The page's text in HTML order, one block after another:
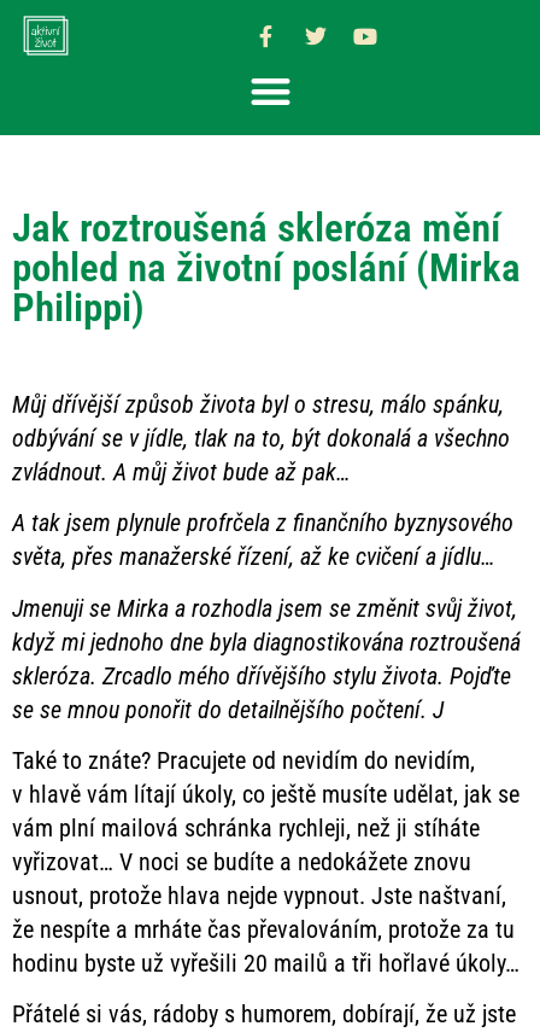
Jak roztroušená skleróza mění
pohled na životní poslání (Mirka
Philippi)
Můj dřívější způsob života byl o stresu, málo spánku,
odbývání se v jídle, tlak na to, být dokonalá a všechno
zvládnout. A můj život bude až pak…
A tak jsem plynule profrčela z finančního byznysového
světa, přes manažerské řízení, až ke cvičení a jídlu…
Jmenuji se Mirka a rozhodla jsem se změnit svůj život,
když mi jednoho dne byla diagnostikována roztroušená
skleróza. Zrcadlo mého dřívějšího stylu života. Pojďte
se se mnou ponořit do detailnějšího počtení. J
Také to znáte? Pracujete od nevidím do nevidím,
v hlavě vám lítají úkoly, co ještě musíte udělat, jak se
vám plní mailová schránka rychleji, než ji stíháte
vyřizovat… V noci se budíte a nedokážete znovu
usnout, protože hlava nejde vypnout. Jste naštvaní,
že nespíte a mrháte čas převalováním, protože za tu
hodinu byste už vyřešili 20 mailů a tři hořlavé úkoly…
Přátelé si vás, rádoby s humorem, dobírají, že už jste